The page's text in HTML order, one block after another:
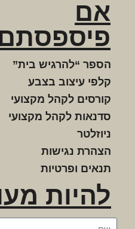
אם
פיספסתם
הספר “להרגיש בית”
קלפי עיצוב בצבע
קורסים לקהל מקצועי
סדנאות לקהל מקצועי
ניוזלטר
הצהרת נגישות
תנאים ופרטיות
להיות